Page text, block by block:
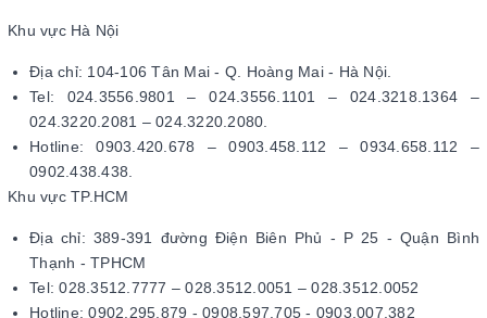
Khu vực Hà Nội
Địa chỉ: 104-106 Tân Mai - Q. Hoàng Mai - Hà Nội.
Tel: 024.3556.9801 – 024.3556.1101 – 024.3218.1364 –
024.3220.2081 – 024.3220.2080.
Hotline: 0903.420.678 – 0903.458.112 – 0934.658.112 –
0902.438.438.
Khu vực TP.HCM
Địa chỉ: 389-391 đường Điện Biên Phủ - P 25 - Quận Bình
Thạnh - TPHCM
Tel: 028.3512.7777 – 028.3512.0051 – 028.3512.0052
Hotline: 0902.295.879 - 0908.597.705 - 0903.007.382